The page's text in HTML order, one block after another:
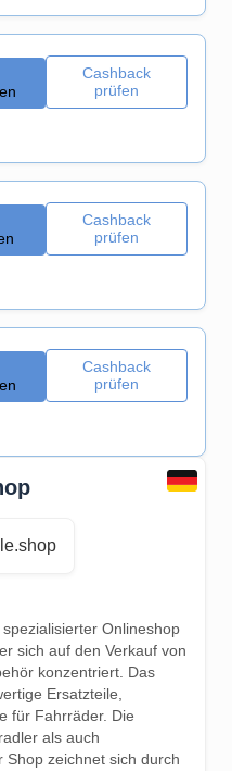
Cashback
prüfen
Cashback
prüfen
Cashback
prüfen
Onlineshop
sich auf den Verkauf von
konzentriert. Das
Ersatzteile,
für Fahrräder. Die
als auch
Shop zeichnet sich durch